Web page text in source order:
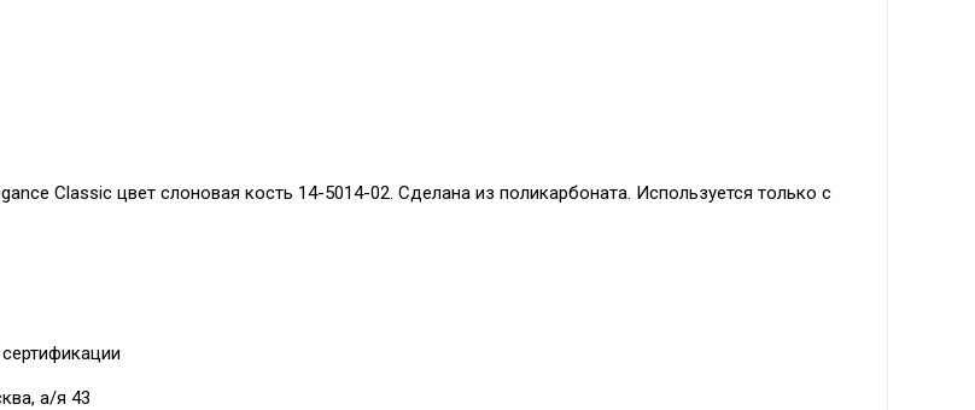
Classic цвет слоновая кость 14-5014-02. Сделана из поликарбоната. Используется только с
а/я 43